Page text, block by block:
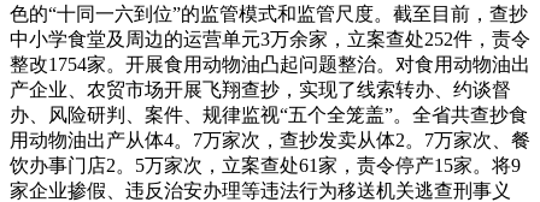
色的“十同一六到位”的监管模式和监管尺度。截至目前，查抄
中小学食堂及周边的运营单元3万余家，立案查处252件，责令
整改1754家。开展食用动物油凸起问题整治。对食用动物油出
产企业、农贸市场开展飞翔查抄，实现了线索转办、约谈督
办、风险研判、案件、规律监视“五个全笼盖”。全省共查抄食
用动物油出产从体4。7万家次，查抄发卖从体2。7万家次、餐
饮办事门店2。5万家次，立案查处61家，责令停产15家。将9
家企业掺假、违反治安办理等违法行为移送机关逃查刑事义